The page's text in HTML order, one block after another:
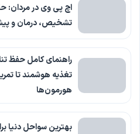
اچ پی وی در مردان:
تشخیص، درمان و
تغذیه هوشمند تا
هورمون‌ها
بهترین سواحل دنیا